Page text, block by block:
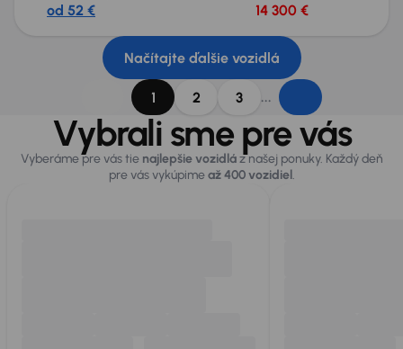
od 52 € 14 300 €
Načítajte ďalšie vozidlá
1 2 3 ...
Vybrali sme pre vás
Vyberáme pre vás tie najlepšie vozidláz našej ponuky. Každý deň
pre vás vykúpimeaž 400 vozidiel.